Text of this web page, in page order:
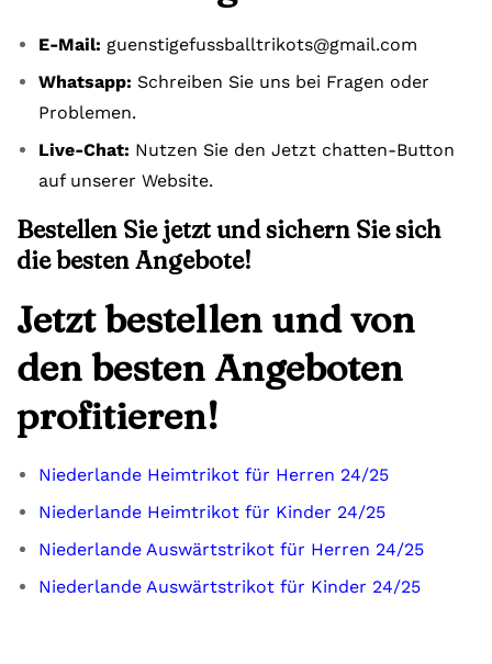
E-Mail: guenstigefussballtrikots@gmail.com
Whatsapp: Schreiben Sie uns bei Fragen oder
Problemen.
Live-Chat: Nutzen Sie den Jetzt chatten-Button
auf unserer Website.
Bestellen Sie jetzt und sichern Sie sich
die besten Angebote!
Jetzt bestellen und von
den besten Angeboten
profitieren!
Niederlande Heimtrikot für Herren 24/25
Niederlande Heimtrikot für Kinder 24/25
Niederlande Auswärtstrikot für Herren 24/25
Niederlande Auswärtstrikot für Kinder 24/25